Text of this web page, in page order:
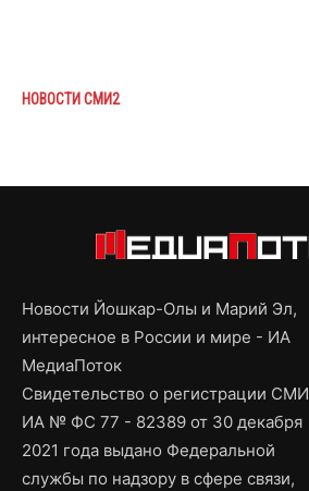
НОВОСТИ СМИ2
Новости Йошкар-Олы и Марий Эл,
интересное в России и мире - ИА
МедиаПоток
Свидетельство о регистрации СМИ
ИА № ФС 77 - 82389 от 30 декабря
2021 года выдано Федеральной
службы по надзору в сфере связи,